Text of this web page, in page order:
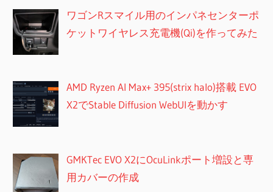
ワゴンRスマイル用のインパネセンターポ
ケットワイヤレス充電機(Qi)を作ってみた
AMD Ryzen AI Max+ 395(strix halo)搭載 EVO
X2でStable Diffusion WebUIを動かす
GMKTec EVO X2にOcuLinkポート増設と専
用カバーの作成